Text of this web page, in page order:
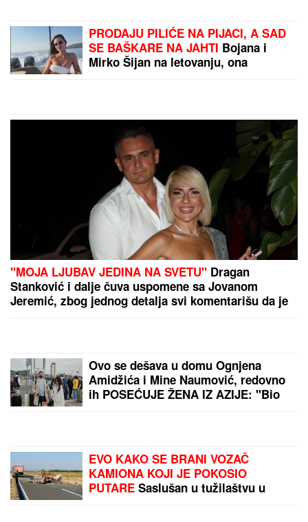
PRODAJU PILIĆE NA PIJACI, A SAD
SE BAŠKARE NA JAHTI Bojana i
Mirko Šijan na letovanju, ona
"MOJA LJUBAV JEDINA NA SVETU" Dragan
Stanković i dalje čuva uspomene sa Jovanom
Jeremić, zbog jednog detalja svi komentarišu da je
Ovo se dešava u domu Ognjena
Amidžića i Mine Naumović, redovno
ih POSEĆUJE ŽENA IZ AZIJE: "Bio
EVO KAKO SE BRANI VOZAČ
KAMIONA KOJI JE POKOSIO
PUTARE Saslušan u tužilaštvu u